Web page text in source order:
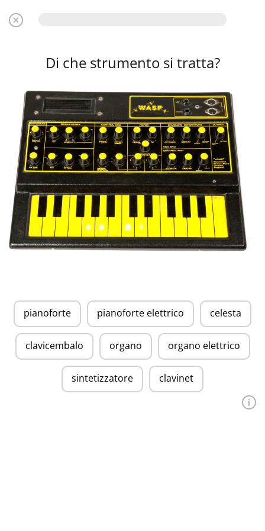
Di che strumento si tratta?
pianoforte pianoforte elettrico celesta
clavicembalo organo organo elettrico
sintetizzatore clavinet